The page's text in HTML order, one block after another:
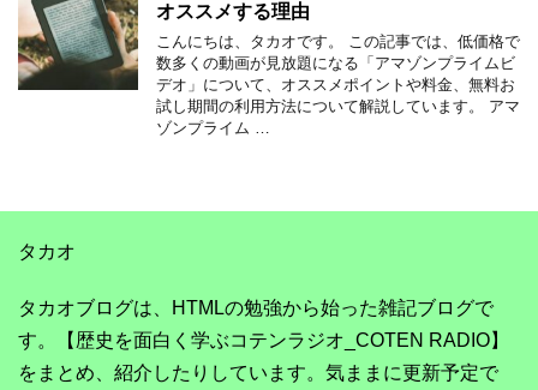
オススメする理由
こんにちは、タカオです。 この記事では、低価格で
数多くの動画が見放題になる「アマゾンプライムビ
デオ」について、オススメポイントや料金、無料お
試し期間の利用方法について解説しています。 アマ
ゾンプライム …
タカオ
タカオブログは、HTMLの勉強から始った雑記ブログで
す。【歴史を面白く学ぶコテンラジオ_COTEN RADIO】
をまとめ、紹介したりしています。気ままに更新予定で